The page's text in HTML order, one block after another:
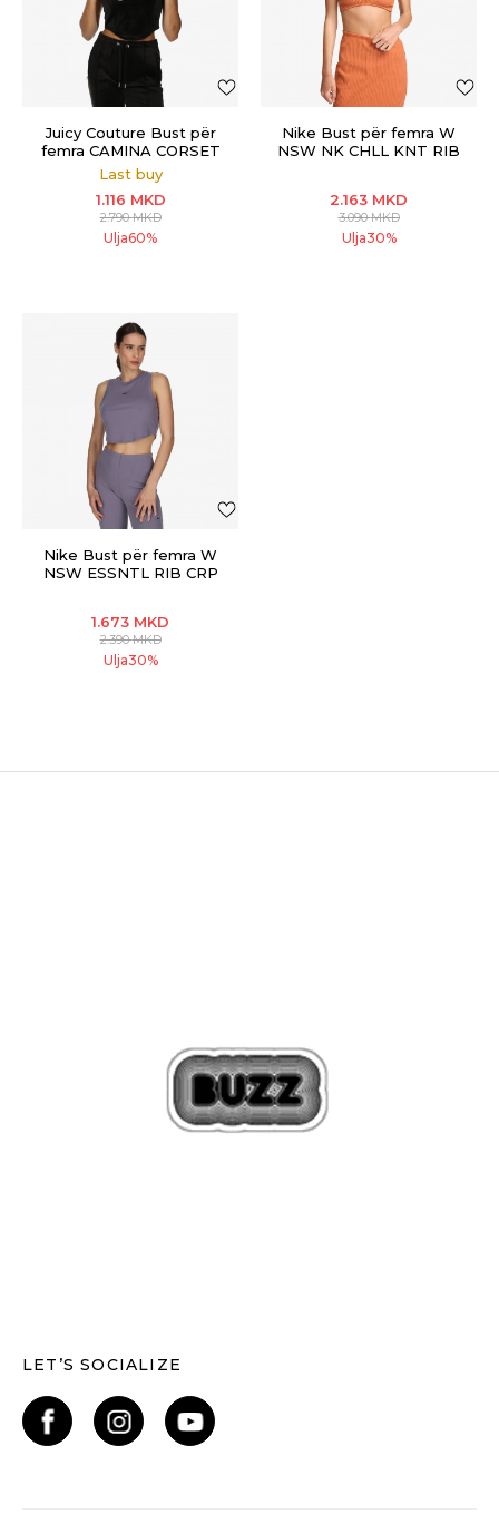
Juicy Couture Bust për
femra CAMINA CORSET
TOP
Last buy
1.116 MKD
2.790MKD
Ulja60%
Nike Bust për femra W
NSW NK CHLL KNT RIB
2.163 MKD
3.090MKD
Ulja30%
Nike Bust për femra W
NSW ESSNTL RIB CRP
1.673 MKD
2.390MKD
Ulja30%
LET’S SOCIALIZE